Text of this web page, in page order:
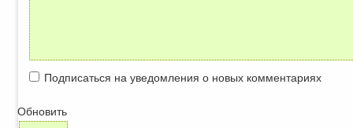
Подписаться на уведомления о новых комментариях
Обновить